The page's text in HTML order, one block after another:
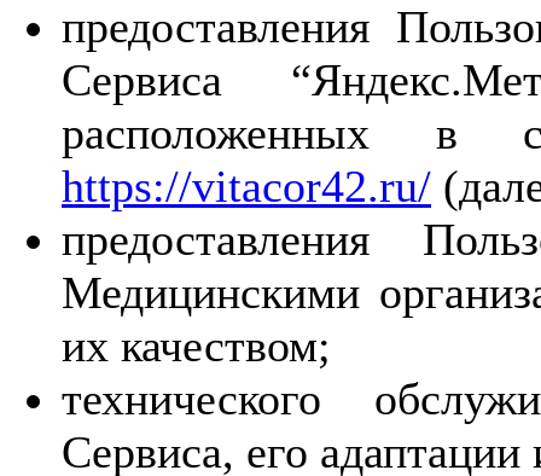
предоставления
Сервиса
расположенных в
https://vitacor42.ru/
предоставления
Медицинскими
их качеством;
технического
Сервиса, его